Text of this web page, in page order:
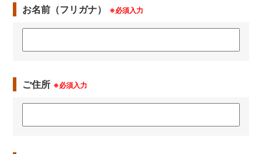
お名前（フリガナ） ※必須入力
ご住所 ※必須入力